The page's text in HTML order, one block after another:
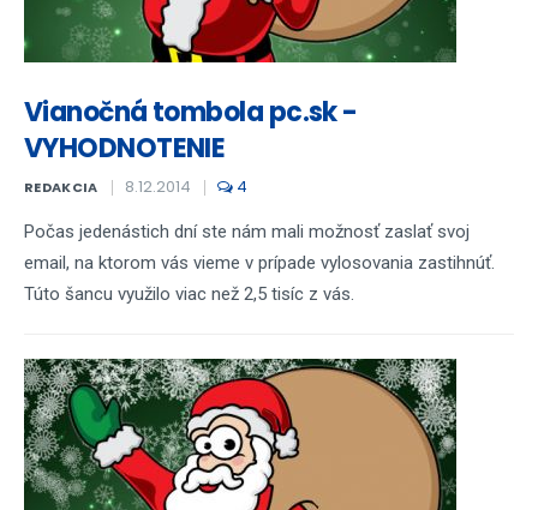
Vianočná tombola pc.sk -
VYHODNOTENIE
REDAKCIA 8.12.2014 4
Počas jedenástich dní ste nám mali možnosť zaslať svoj
email, na ktorom vás vieme v prípade vylosovania zastihnúť.
Túto šancu využilo viac než 2,5 tisíc z vás.